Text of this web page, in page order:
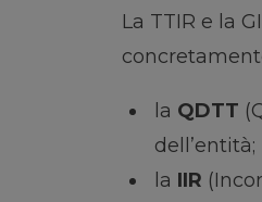
La TTIR e la
la QDTT
dell’entità;
la IIR